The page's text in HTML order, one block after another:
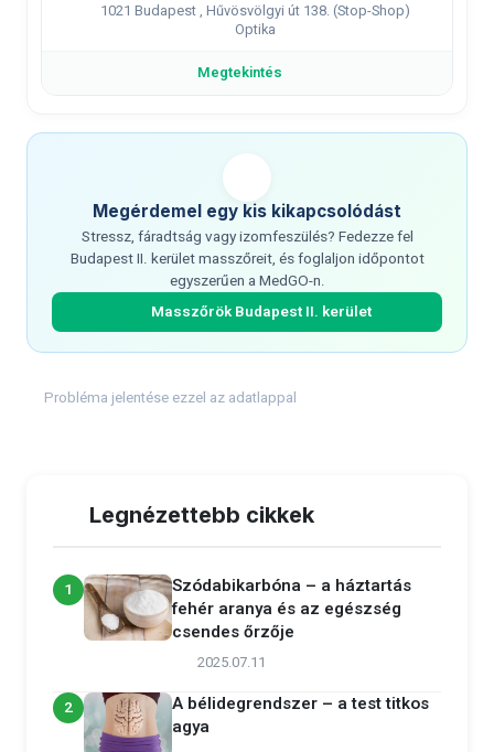
1021 Budapest , Hűvösvölgyi út 138. (Stop-Shop)
Optika
Megtekintés
Megérdemel egy kis kikapcsolódást
Stressz, fáradtság vagy izomfeszülés? Fedezze fel
Budapest II. kerület masszőreit, és foglaljon időpontot
egyszerűen a MedGO-n.
Masszőrök Budapest II. kerület
Probléma jelentése ezzel az adatlappal
Legnézettebb cikkek
1
Szódabikarbóna – a háztartás
fehér aranya és az egészség
csendes őrzője
2025.07.11
2
A bélidegrendszer – a test titkos
agya